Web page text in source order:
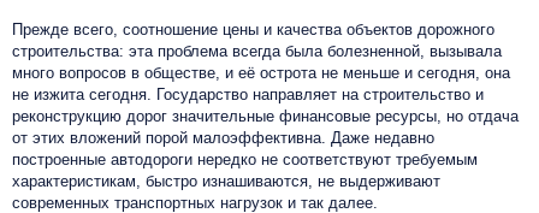
Прежде всего, соотношение цены и качества объектов дорожного
строительства: эта проблема всегда была болезненной, вызывала
много вопросов в обществе, и её острота не меньше и сегодня, она
не изжита сегодня. Государство направляет на строительство и
реконструкцию дорог значительные финансовые ресурсы, но отдача
от этих вложений порой малоэффективна. Даже недавно
построенные автодороги нередко не соответствуют требуемым
характеристикам, быстро изнашиваются, не выдерживают
современных транспортных нагрузок и так далее.